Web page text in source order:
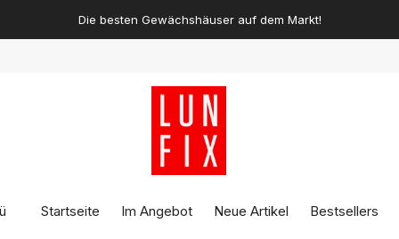
Die besten Gewächshäuser auf dem Markt!
Startseite Im Angebot Neue Artikel Bestsellers